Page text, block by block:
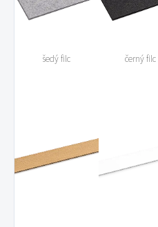
šedý filc černý filc